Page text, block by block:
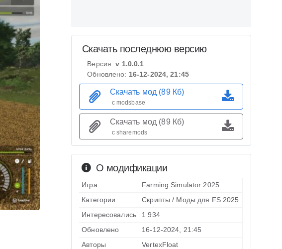
О модификации
Игра
Farming Simulator 2025
Категории
Скрипты / Моды для FS 2025
Интересовались
1 934
Обновлено
16-12-2024, 21:45
Авторы
VertexFloat
Скачать последнюю версию
Версия:v 1.0.0.1
Обновлено: 16-12-2024, 21:45
Скачать мод (89 Кб)
с modsbase
Скачать мод (89 Кб)
с sharemods